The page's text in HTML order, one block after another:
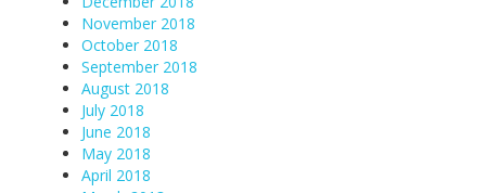
November 2018
October 2018
September 2018
August 2018
July 2018
June 2018
May 2018
April 2018